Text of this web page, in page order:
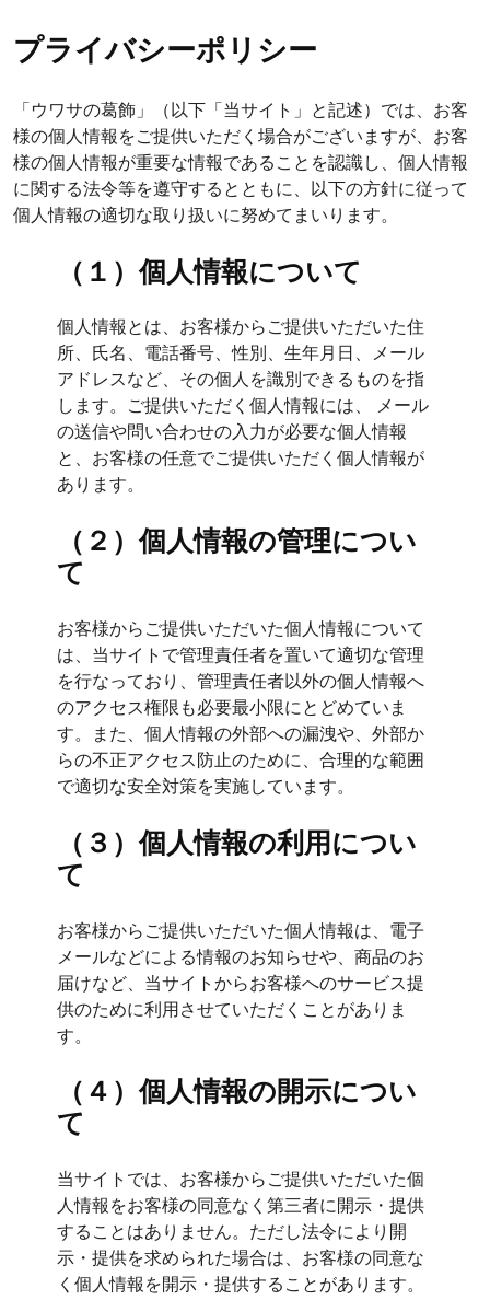
プライバシーポリシー
「ウワサの葛飾」（以下「当サイト」と記述）では、お客
様の個人情報をご提供いただく場合がございますが、お客
様の個人情報が重要な情報であることを認識し、個人情報
に関する法令等を遵守するとともに、以下の方針に従って
個人情報の適切な取り扱いに努めてまいります。
（１）個人情報について
個人情報とは、お客様からご提供いただいた住
所、氏名、電話番号、性別、生年月日、メール
アドレスなど、その個人を識別できるものを指
します。ご提供いただく個人情報には、 メール
の送信や問い合わせの入力が必要な個人情報
と、お客様の任意でご提供いただく個人情報が
あります。
（２）個人情報の管理につい
て
お客様からご提供いただいた個人情報について
は、当サイトで管理責任者を置いて適切な管理
を行なっており、管理責任者以外の個人情報へ
のアクセス権限も必要最小限にとどめていま
す。また、個人情報の外部への漏洩や、外部か
らの不正アクセス防止のために、合理的な範囲
で適切な安全対策を実施しています。
（３）個人情報の利用につい
て
お客様からご提供いただいた個人情報は、電子
メールなどによる情報のお知らせや、商品のお
届けなど、当サイトからお客様へのサービス提
供のために利用させていただくことがありま
す。
（４）個人情報の開示につい
て
当サイトでは、お客様からご提供いただいた個
人情報をお客様の同意なく第三者に開示・提供
することはありません。ただし法令により開
示・提供を求められた場合は、お客様の同意な
く個人情報を開示・提供することがあります。